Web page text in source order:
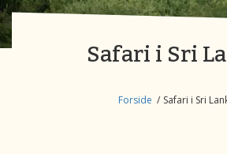
Safari i Sri
Forside Safari i Sri